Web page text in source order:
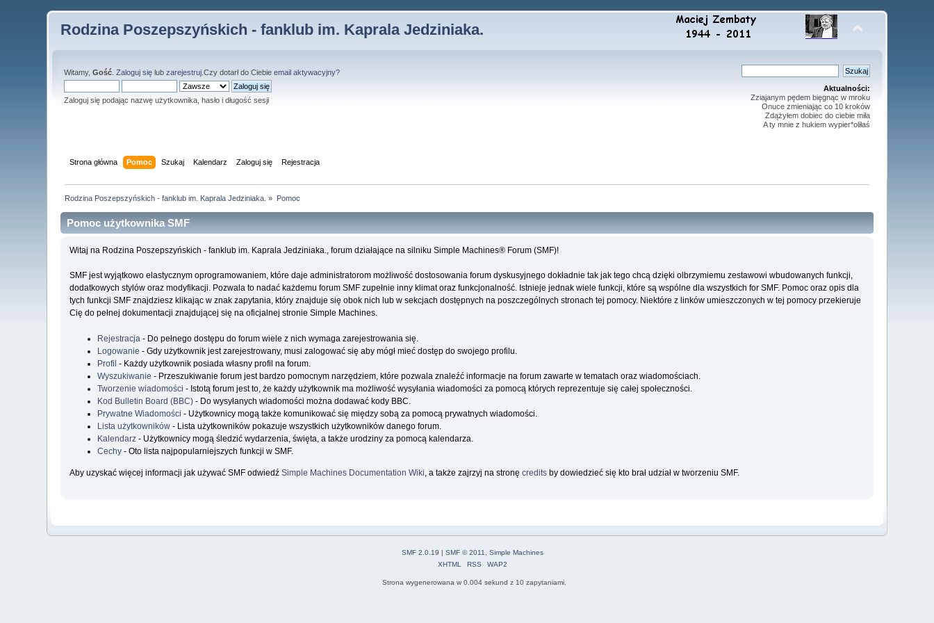
Rodzina Poszepszyńskich - fanklub im. Kaprala Jedziniaka.
Witamy,Gość .Zaloguj się lubzarejestruj .Czy dotarł do Ciebieemail aktywacyjny?
Zaloguj się podając nazwę użytkownika, hasło i długość sesji
Aktualności:
Zziajanym pędem bięgnąc w mroku
Onuce zmieniając co 10 kroków
Zdążyłem dobiec do ciebie miła
A ty mnie z hukiem wypier*oliłaś
Strona główna Pomoc Szukaj Kalendarz Zaloguj się Rejestracja
Rodzina Poszepszyńskich - fanklub im. Kaprala Jedziniaka. » Pomoc
Pomoc użytkownika SMF
Witaj na Rodzina Poszepszyńskich - fanklub im. Kaprala Jedziniaka., forum działające na silniku Simple Machines® Forum (SMF)!
SMF jest wyjątkowo elastycznym oprogramowaniem, które daje administratorom możliwość dostosowania forum dyskusyjnego dokładnie tak jak tego chcą dzięki olbrzymiemu zestawowi wbudowanych funkcji,
dodatkowych stylów oraz modyfikacji. Pozwala to nadać każdemu forum SMF zupełnie inny klimat oraz funkcjonalność. Istnieje jednak wiele funkcji, które są wspólne dla wszystkich for SMF. Pomoc oraz opis dla
tych funkcji SMF znajdziesz klikając w znak zapytania, który znajduje się obok nich lub w sekcjach dostępnych na poszczególnych stronach tej pomocy. Niektóre z linków umieszczonych w tej pomocy przekieruje
Cię do pełnej dokumentacji znajdującej się na oficjalnej stronie Simple Machines.
Rejestracja- Do pełnego dostępu do forum wiele z nich wymaga zarejestrowania się.
Logowanie - Gdy użytkownik jest zarejestrowany, musi zalogować się aby mógł mieć dostęp do swojego profilu.
Profil - Każdy użytkownik posiada własny profil na forum.
Wyszukiwanie - Przeszukiwanie forum jest bardzo pomocnym narzędziem, które pozwala znaleźć informacje na forum zawarte w tematach oraz wiadomościach.
Tworzenie wiadomości - Istotą forum jest to, że każdy użytkownik ma możliwość wysyłania wiadomości za pomocą których reprezentuje się całej społeczności.
Kod Bulletin Board (BBC)- Do wysyłanych wiadomości można dodawać kody BBC.
Prywatne Wiadomości - Użytkownicy mogą także komunikować się między sobą za pomocą prywatnych wiadomości.
Lista użytkowników- Lista użytkowników pokazuje wszystkich użytkowników danego forum.
Kalendarz- Użytkownicy mogą śledzić wydarzenia, święta, a także urodziny za pomocą kalendarza.
Cechy- Oto lista najpopularniejszych funkcji w SMF.
Aby uzyskać więcej informacji jak używać SMF odwiedź Simple Machines Documentation Wiki , a także zajrzyj na stronę creditsby dowiedzieć się kto brał udział w tworzeniu SMF.
SMF 2.0.19 | SMF © 2011, Simple Machines
XHTML
RSS WAP2
Strona wygenerowana w 0.004 sekund z 10 zapytaniami.